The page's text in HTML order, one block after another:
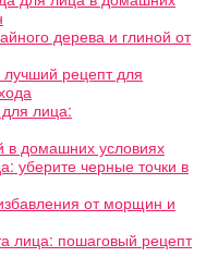
дерева и глиной от
рецепт для
лица:
домашних условиях
уберите черные точки в
от морщин и
лица: пошаговый рецепт